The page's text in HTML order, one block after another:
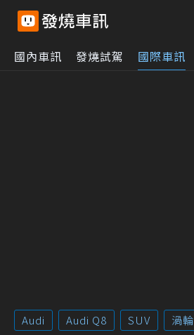
國內車訊 發燒試駕 國際車訊
Audi Audi Q8 SUV 渦輪